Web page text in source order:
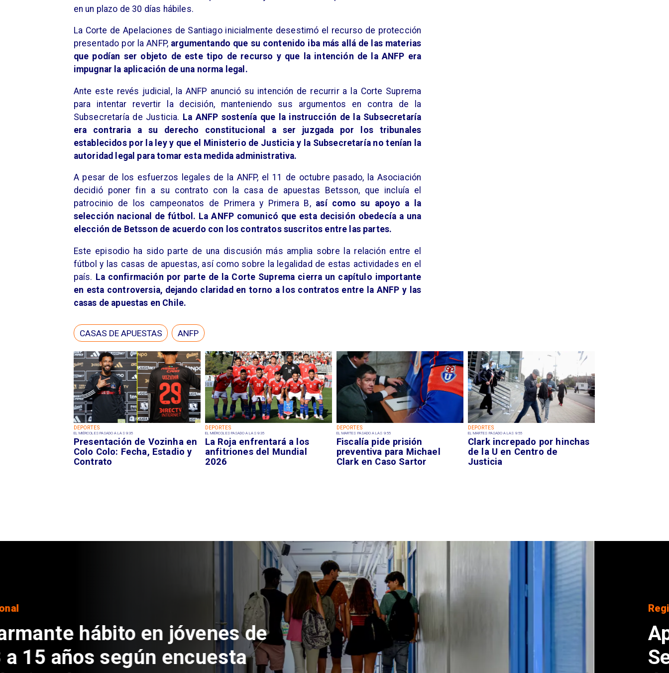
DEPORTES
EL MIÉRCOLES PASADO A LAS 9:35
Presentación de Vozinha en
Colo Colo: Fecha, Estadio y
Contrato
DEPORTES
EL MIÉRCOLES PASADO A LAS 9:35
La Roja enfrentará a los
anfitriones del Mundial
2026
DEPORTES
EL MARTES PASADO A LAS 9:55
Fiscalía pide prisión
preventiva para Michael
Clark en Caso Sartor
DEPORTES
EL MARTES PASADO A LAS 9:55
Clark increpado por hinchas
de la U en Centro de
Justicia
en un plazo de 30 días hábiles.
La Corte de Apelaciones de Santiago inicialmente desestimó el recurso de protección
presentado por la ANFP, argumentando que su contenido iba más allá de las materias
que podían ser objeto de este tipo de recurso y que la intención de la ANFP era
impugnar la aplicación de una norma legal.
Ante este revés judicial, la ANFP anunció su intención de recurrir a la Corte Suprema
para intentar revertir la decisión, manteniendo sus argumentos en contra de la
Subsecretaría de Justicia. La ANFP sostenía que la instrucción de la Subsecretaría
era contraria a su derecho constitucional a ser juzgada por los tribunales
establecidos por la ley y que el Ministerio de Justicia y la Subsecretaría no tenían la
autoridad legal para tomar esta medida administrativa.
A pesar de los esfuerzos legales de la ANFP, el 11 de octubre pasado, la Asociación
decidió poner fin a su contrato con la casa de apuestas Betsson, que incluía el
patrocinio de los campeonatos de Primera y Primera B, así como su apoyo a la
selección nacional de fútbol. La ANFP comunicó que esta decisión obedecía a una
elección de Betsson de acuerdo con los contratos suscritos entre las partes.
Este episodio ha sido parte de una discusión más amplia sobre la relación entre el
fútbol y las casas de apuestas, así como sobre la legalidad de estas actividades en el
país. La confirmación por parte de la Corte Suprema cierra un capítulo importante
en esta controversia, dejando claridad en torno a los contratos entre la ANFP y las
casas de apuestas en Chile.
CASAS DE APUESTAS ANFP
Aprueban creación del Parque
Sebastián Piñera con inversión